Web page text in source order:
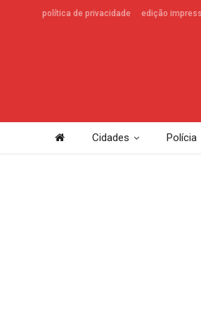
política de privacidade edição
Cidades Polícia